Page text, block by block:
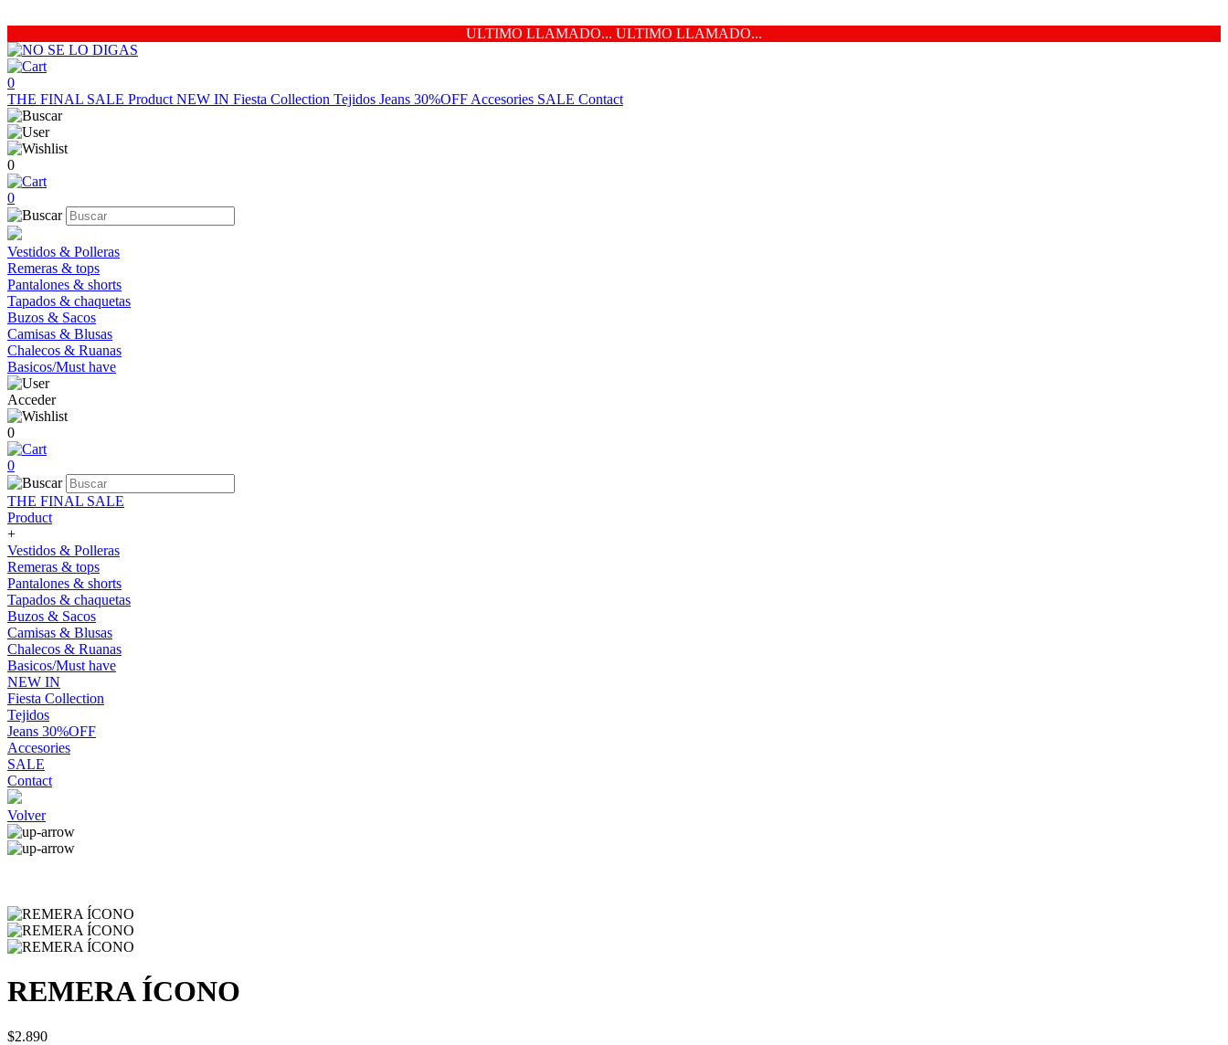
ULTIMO LLAMADO... ULTIMO LLAMADO...
0
THE FINAL SALE Product NEW IN Fiesta Collection Tejidos Jeans 30%OFF Accesories SALE Contact
0
0
Vestidos & Polleras
Remeras & tops
Pantalones & shorts
Tapados & chaquetas
Buzos & Sacos
Camisas & Blusas
Chalecos & Ruanas
Basicos/Must have
Acceder
0
0
THE FINAL SALE
Product
+
Vestidos & Polleras
Remeras & tops
Pantalones & shorts
Tapados & chaquetas
Buzos & Sacos
Camisas & Blusas
Chalecos & Ruanas
Basicos/Must have
NEW IN
Fiesta Collection
Tejidos
Jeans 30%OFF
Accesories
SALE
Contact
Volver
REMERA ÍCONO
$2.890